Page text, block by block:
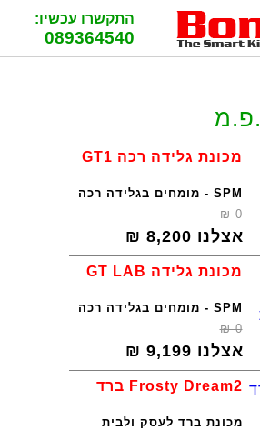
התקשרו עכשיו:
089364540
מכונת גלידה רכה GT1
SPM - מומחים בגלידה רכה
0
₪
אצלנו 8,200
₪
מכונת גלידה GT LAB
SPM - מומחים בגלידה רכה
0
₪
אצלנו 9,199
₪
Frosty Dream2 ברד
מכונת ברד לעסק ולבית